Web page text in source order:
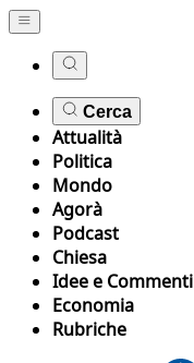
Cerca
Attualità
Politica
Mondo
Agorà
Podcast
Chiesa
Idee e Commenti
Economia
Rubriche